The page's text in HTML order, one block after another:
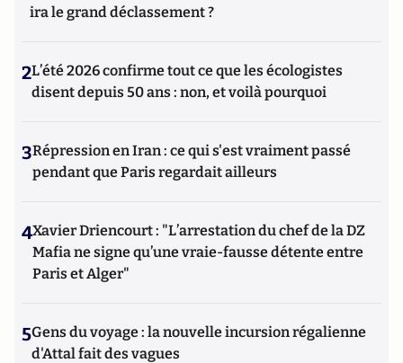
ira le grand déclassement ?
2L’été 2026 confirme tout ce que les écologistes
disent depuis 50 ans : non, et voilà pourquoi
3Répression en Iran : ce qui s'est vraiment passé
pendant que Paris regardait ailleurs
4Xavier Driencourt : "L’arrestation du chef de la DZ
Mafia ne signe qu’une vraie-fausse détente entre
Paris et Alger"
5Gens du voyage : la nouvelle incursion régalienne
d'Attal fait des vagues